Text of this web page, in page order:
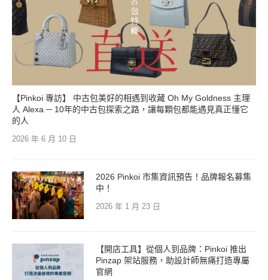
【Pinkoi 專訪】 中古包美好的相遇到收藏 Oh My Goldness 主理
人 Alexa ─ 10年的中古包探索之路，讓每顆包都能遇見真正懂它
的人
2026 年 6 月 10 日
2026 Pinkoi 市集資訊預告！品牌報名募集
中！
2026 年 1 月 23 日
【開店工具】從個人到品牌：Pinkoi 推出
Pinzap 架站服務，助設計師無痛打造專屬
官網